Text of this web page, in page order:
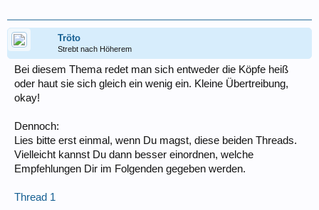
Tröto
Strebt nach Höherem
Bei diesem Thema redet man sich entweder die Köpfe heiß
oder haut sie sich gleich ein wenig ein. Kleine Übertreibung,
okay!
Dennoch:
Lies bitte erst einmal, wenn Du magst, diese beiden Threads.
Vielleicht kannst Du dann besser einordnen, welche
Empfehlungen Dir im Folgenden gegeben werden.
Thread 1